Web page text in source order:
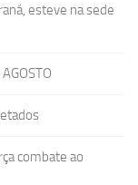
esteve na sede
combate ao